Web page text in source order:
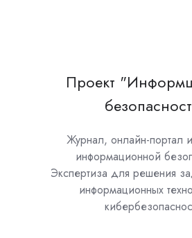
Проект
Журнал, онлайн-портал
информационной
Экспертиза для решения
информационных